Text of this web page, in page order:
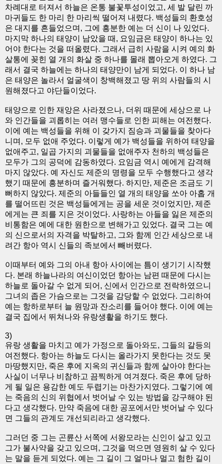
차례대로 터져서 하늘은 온통 불꽃투성이었고, 세 발 달린 까
마귀들도 한 마리 한 마리씩 떨어져 내렸다. 백성들의 환호성
은 대지를 흔들었으며, 그에 흥분한 예는 더 신이 나 있었다.
마지막 하나의 태양이 남았을 때, 요임금은 태양이 하나는 있
어야 한다는 것을 떠올렸다. 그래서 급히 사람을 시켜 예의 화
살통에 꽂힌 열 개의 화살 중 하나를 몰래 뽑아오게 하였다. 그
래서 결국 하늘에는 하나의 태양만이 남게 되었다. 이 하나 남
은 태양은 놀라서 얼굴색이 창백해졌고 땅 위의 사람들의 시
원해졌다고 야단들이었다.
태양으로 인한 재앙은 사라졌으나, 더위 때문에 세상으로 나
와 인간들을 괴롭히는 여러 맹수들로 인한 피해는 여전했다.
이에 예는 백성들을 위해 이 갖가지 짐승과 괴물들을 찾아다
니며, 모두 없애 주었다. 이렇게 예가 백성들을 위하여 태양을
없애주고, 일곱 가지의 괴물들을 없애주자 천하의 백성들은
모두가 그의 공덕에 감동하였다. 요임금 역시 예에게 감격해
마지 않았다. 예 자신도 제준의 명령을 모두 수행했다고 생각
했기 때문에 흥분하며 즐거워했다. 하지만, 제준은 조금도 기
뻐하지 않았다. 제준의 아들들인 열 개의 태양을 쏘아 아홉 개
를 떨어뜨린 것은 백성들에게는 공을 세운 것이었지만, 제준
에게는 큰 죄를 지은 것이었다. 사랑하는 아들을 잃은 제준의
비통함은 예에 대한 원한으로 변해가고 있었다. 결국 그는 예
의 신으로서의 자격을 박탈하고, 그와 함께 인간 세상으로 내
려간 항아 역시 신들의 족보에서 빼버렸다.
이때부터 예와 그의 아내 항아 사이에는 틈이 생기기 시작했
다. 본래 하늘나라의 여신이었던 항아는 남편 때문에 다시는
하늘로 돌아갈 수 없게 되어, 신에서 인간으로 전락하였으니
그녀의 좁은 가슴으로는 그것을 감당할 수 없었다. 그리하여
예는 항하로부터 늘 원망과 잔소리를 들어야 했다. 이에 예는
결국 집에서 뛰쳐나와 유랑생활을 하기도 했다.
3)
유랑 생활을 마치고 예가 가정으로 돌아와도, 그들의 갈등의
여전했다. 항아는 하늘도 다시는 올라가지 못한다는 것도 못
마땅했지만, 죽은 후에 지옥의 귀신들과 함께 살아야 한다는
사실이 너무나 비참하고 끔찍하게 여겨졌다. 죽은 후에 당하
게 될 일은 용감한 예도 두렵기는 마찬가지였다. 그렇기에 예
는 죽음의 신의 위협에서 벗어날 수 있는 방법을 강구해야 된
다고 생각했다. 만약 죽음에 대한 공포에서만 벗어날 수 있다
면 그들의 관계도 개선되리라고 생각했다.
그러던 중 그는 곤륜산 서쪽에 서왕모라는 신인이 살고 있고
그가 불사약을 갖고 있으며, 그것을 먹으면 영원히 살 수 있다
는 말을 듣게 되었다. 예는 그 길이 그 얼마나 멀고 험한 길이